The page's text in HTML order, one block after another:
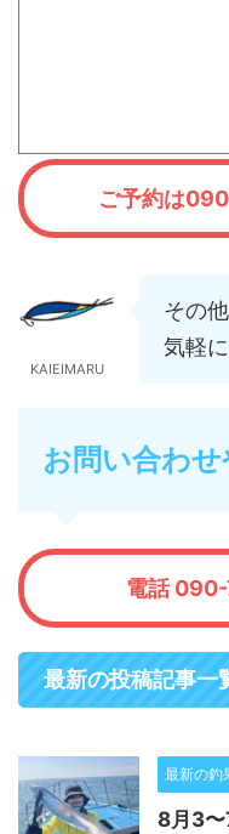
ご予約は
KAIEIMARU
その
気軽
お問い合わ
電話
最新の投稿記事一
最新の釣
8月3〜